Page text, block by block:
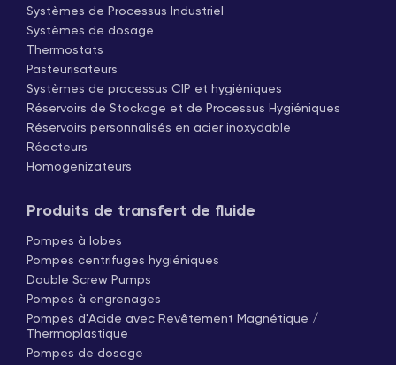
Systèmes de Processus Industriel
Systèmes de dosage
Thermostats
Pasteurisateurs
Systèmes de processus CIP et hygiéniques
Réservoirs de Stockage et de Processus Hygiéniques
Réservoirs personnalisés en acier inoxydable
Réacteurs
Homogenizateurs
Produits de transfert de fluide
Pompes à lobes
Pompes centrifuges hygiéniques
Double Screw Pumps
Pompes à engrenages
Pompes d'Acide avec Revêtement Magnétique /
Thermoplastique
Pompes de dosage